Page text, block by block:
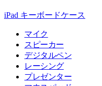
iPad キーボードケース
マイク
スピーカー
デジタルペン
レーシング
プレゼンター